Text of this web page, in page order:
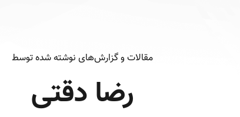
مقالات و گزارش‌های نوشته شده توسط
رضا دقتی